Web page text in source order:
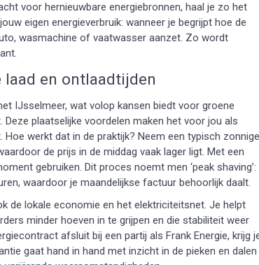
voor hernieuwbare energiebronnen, haal je zo het
eigen energieverbruik: wanneer je begrijpt hoe de
wasmachine of vaatwasser aanzet. Zo wordt
en ontlaadtijden
IJsselmeer, wat volop kansen biedt voor groene
plaatselijke voordelen maken het voor jou als
werkt dat in de praktijk? Neem een typisch zonnige
de prijs in de middag vaak lager ligt. Met een
gebruiken. Dit proces noemt men ‘peak shaving’:
waardoor je maandelijkse factuur behoorlijk daalt.
de lokale economie en het elektriciteitsnet. Je helpt
minder hoeven in te grijpen en die stabiliteit weer
afsluit bij een partij als Frank Energie, krijg
gaat hand in hand met inzicht in de pieken en dalen